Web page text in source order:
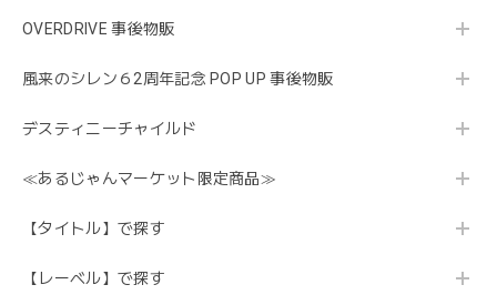
OVERDRIVE 事後物販
風来のシレン６2周年記念 POP UP 事後物販
デスティニーチャイルド
≪あるじゃんマーケット限定商品≫
【タイトル】で探す
【レーベル】で探す